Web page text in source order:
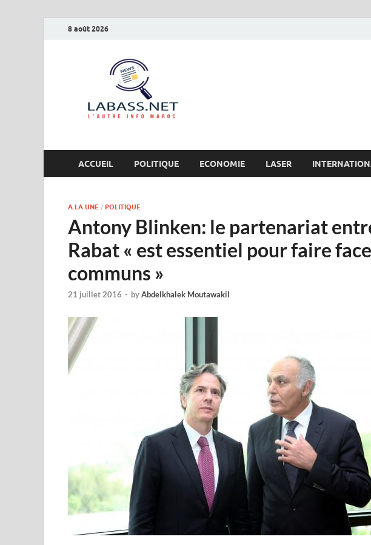
8 août 2026
ACCUEIL POLITIQUE ECONOMIE LASER
A LA UNE / POLITIQUE
Antony Blinken: le partenariat
Rabat « est essentiel pour faire
communs »
21 juillet 2016 - byAbdelkhalek Moutawakil